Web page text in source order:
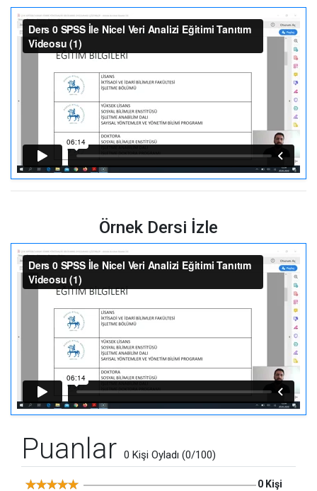
Örnek Dersi İzle
Puanlar 0 Kişi Oyladı (0/100)
0 Kişi